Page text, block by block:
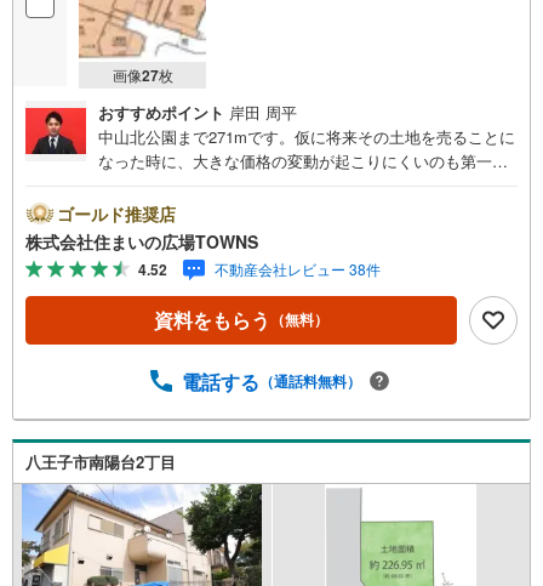
画像27枚
おすすめポイント 岸田 周平
中山北公園まで271mです。仮に将来その土地を売ることに
なった時に、大きな価格の変動が起こりにくいのも第一種
の方に、好条件の住宅用地はこちらです。土地の購入をご
検討されているなら、ニーズも高いこちらの売地はいかが
でしょうか。イチオシの土地面積326.28平米（公簿）の土
地です。【年中無休/9:00～21:00】人気物件は特にお問い
合わせが集中するため、お早めにお電話下さい。「室内・
現地を見学する」ボタンよりご予約頂くとご見学がスムー
ーンのご相談○ライフプランのシミュレーション■住まいの
てお客様に合った物件をご紹介させて頂きます！ /他社様掲
載物件も併せてご紹介可能ですのでお気軽にお問い合わせ
下さい♪駐車場もございますので、お車でのお越しも大歓
迎です！
ゴールド推奨店
株式会社住まいの広場TOWNS
4.52 不動産会社レビュー 38件
資料をもらう （無料）
電話する （通話料無料）
八王子市南陽台2丁目